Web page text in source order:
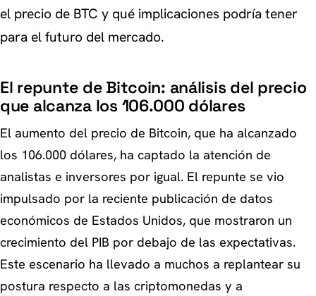
el precio de BTC y qué implicaciones podría tener
para el futuro del mercado.
El repunte de Bitcoin: análisis del precio
que alcanza los 106.000 dólares
El aumento del precio de Bitcoin, que ha alcanzado
los 106.000 dólares, ha captado la atención de
analistas e inversores por igual. El repunte se vio
impulsado por la reciente publicación de datos
económicos de Estados Unidos, que mostraron un
crecimiento del PIB por debajo de las expectativas.
Este escenario ha llevado a muchos a replantear su
postura respecto a las criptomonedas y a